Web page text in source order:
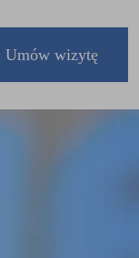
Umów wizytę